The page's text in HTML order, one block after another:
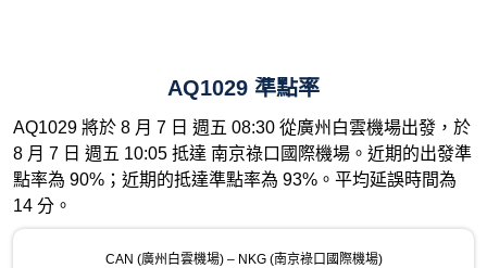
AQ1029 準點率
AQ1029 將於 8 月 7 日 週五 08:30 從廣州白雲機場出發，於
8 月 7 日 週五 10:05 抵達 南京祿口國際機場。近期的出發準
點率為 90%；近期的抵達準點率為 93%。平均延誤時間為
14 分。
CAN (廣州白雲機場) – NKG (南京祿口國際機場)